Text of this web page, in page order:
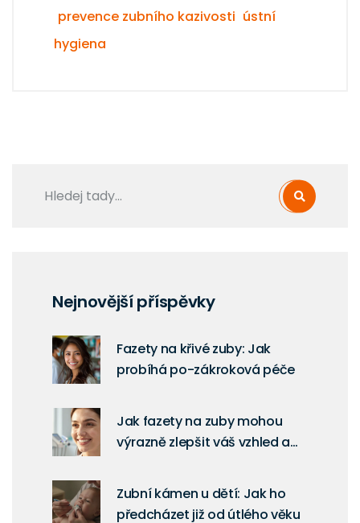
prevence zubního kazivosti ústní
hygiena
Nejnovější příspěvky
Fazety na křivé zuby: Jak
probíhá po-zákroková péče
Jak fazety na zuby mohou
výrazně zlepšit váš vzhled a
Zubní kámen u dětí: Jak ho
předcházet již od útlého věku